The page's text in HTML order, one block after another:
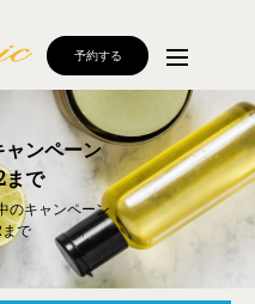
予約する
ンペーン
まで
のキャンペーン
で